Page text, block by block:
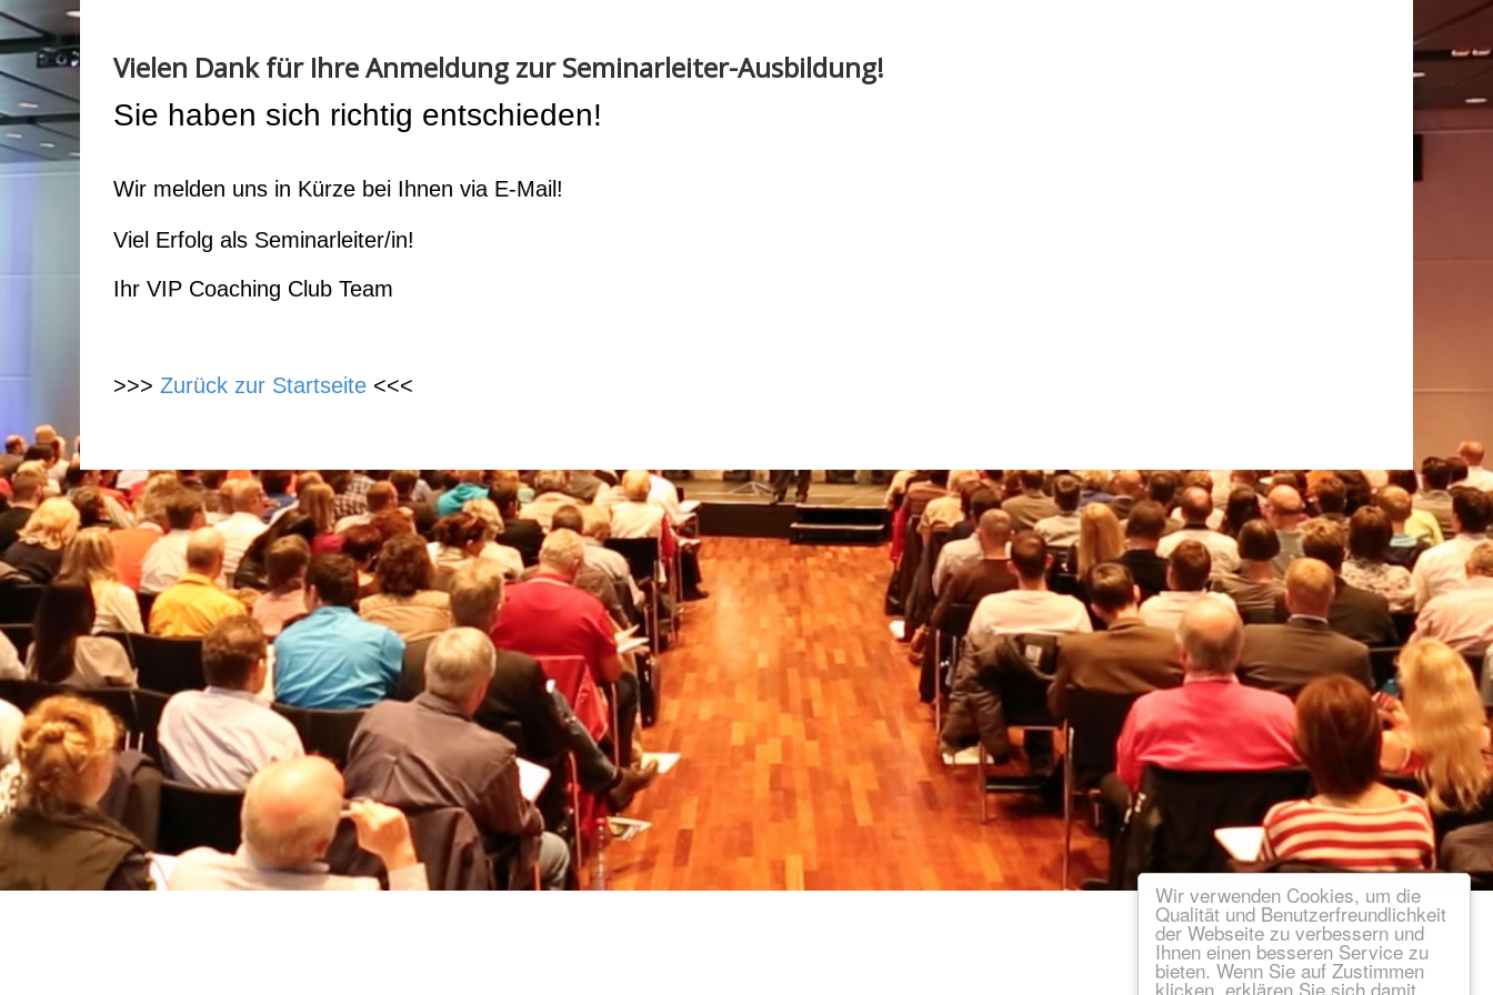
Wir verwenden Cookies, um die
Qualität und Benutzerfreundlichkeit
der Webseite zu verbessern und
Ihnen einen besseren Service zu
bieten. Wenn Sie auf Zustimmen
klicken, erklären Sie sich damit
Vielen Dank für Ihre Anmeldung zur Seminarleiter-Ausbildung!
Sie haben sich richtig entschieden!
Wir melden uns in Kürze bei Ihnen via E-Mail!
Viel Erfolg als Seminarleiter/in!
Ihr VIP Coaching Club Team
>>> Zurück zur Startseite <<<